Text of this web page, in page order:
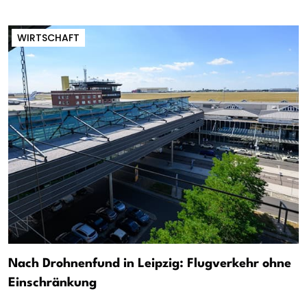
WIRTSCHAFT
Nach Drohnenfund in Leipzig: Flugverkehr ohne
Einschränkung